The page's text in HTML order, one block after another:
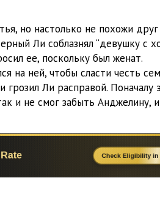
но настолько не похожи друг
Ли соблазнял “девушку с
ее, поскольку был женат.
на ней, чтобы сласти честь
Ли расправой. Поначалу
и не смог забыть Анджелину,